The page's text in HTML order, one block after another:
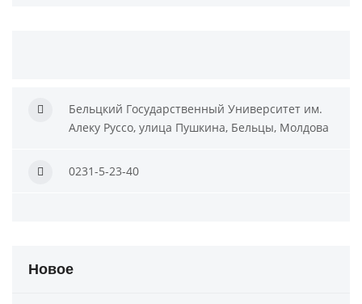
Бельцкий Государственный Университет им.
Алеку Руссо, улица Пушкина, Бельцы, Молдова
0231-5-23-40
Новое